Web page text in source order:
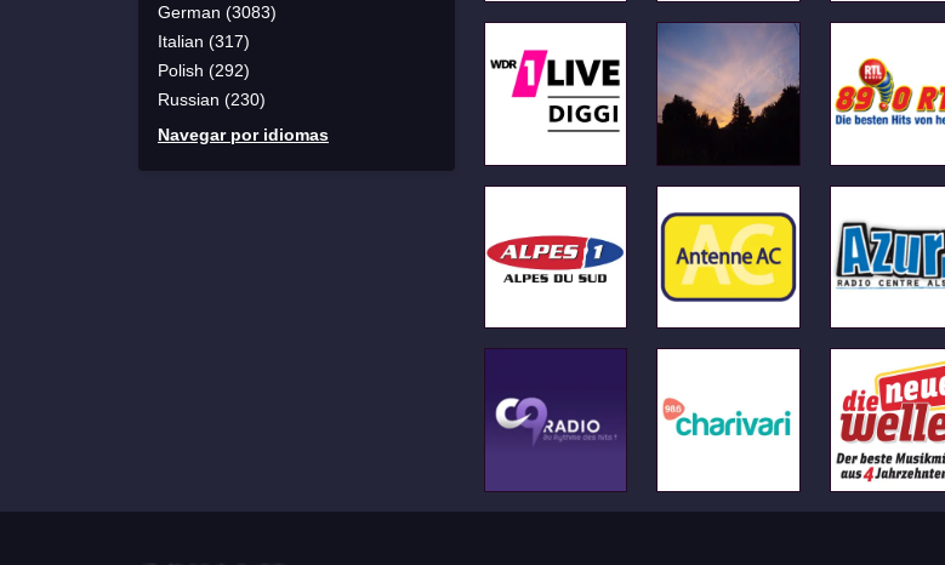
German (3083)
Italian (317)
Polish (292)
Russian (230)
Navegar por idiomas